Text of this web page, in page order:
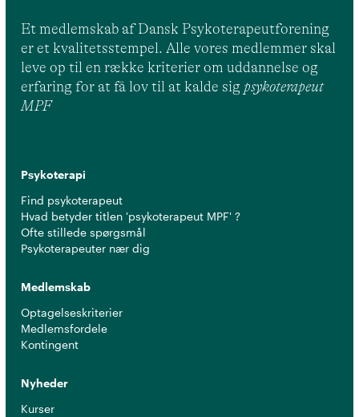
Et medlemskab af Dansk Psykoterapeutforening
er et kvalitetsstempel. Alle vores medlemmer skal
leve op til en række kriterier om uddannelse og
erfaring for at få lov til at kalde sig psykoterapeut
MPF
Psykoterapi
Find psykoterapeut
Hvad betyder titlen 'psykoterapeut MPF' ?
Ofte stillede spørgsmål
Psykoterapeuter nær dig
Medlemskab
Optagelseskriterier
Medlemsfordele
Kontingent
Nyheder
Kurser